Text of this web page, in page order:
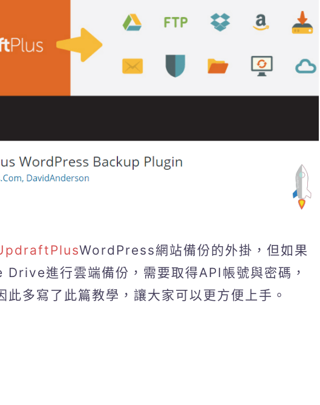
WordPress網站備份的外掛，但如果
進行雲端備份，需要取得API帳號與密碼，
此多寫了此篇教學，讓大家可以更方便上手。